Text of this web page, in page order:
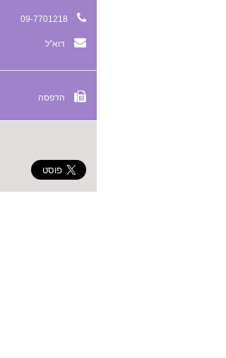
דוא"ל
הדפסה